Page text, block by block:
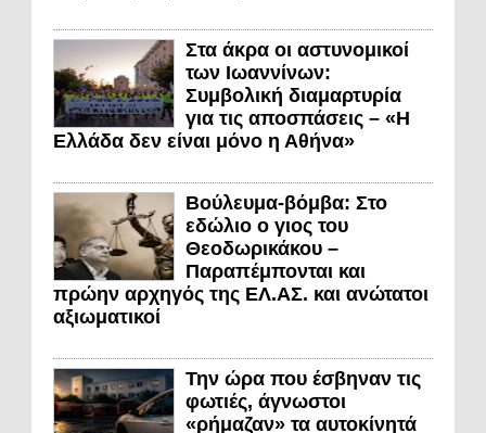
Στα άκρα οι αστυνομικοί
των Ιωαννίνων:
Συμβολική διαμαρτυρία
για τις αποσπάσεις – «Η
Ελλάδα δεν είναι μόνο η Αθήνα»
Βούλευμα-βόμβα: Στο
εδώλιο ο γιος του
Θεοδωρικάκου –
Παραπέμπονται και
πρώην αρχηγός της ΕΛ.ΑΣ. και ανώτατοι
αξιωματικοί
Την ώρα που έσβηναν τις
φωτιές, άγνωστοι
«ρήμαζαν» τα αυτοκίνητά